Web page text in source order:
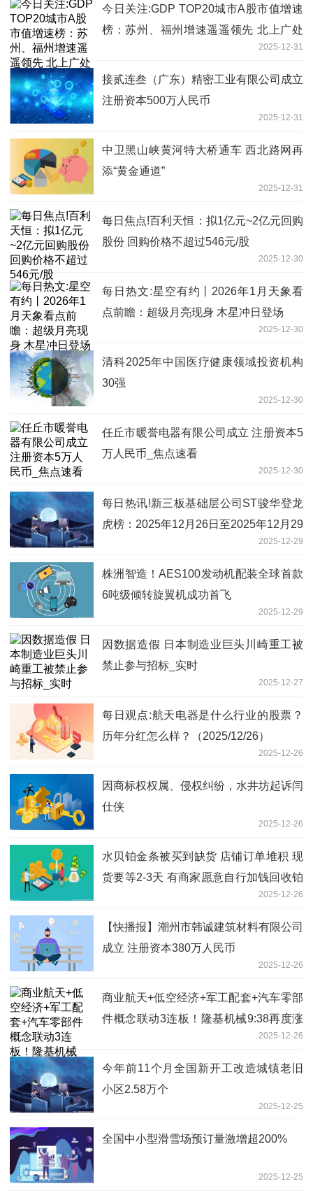
今日关注:GDP TOP20城市A股市值增速
榜：苏州、福州增速遥遥领先 北上广处
2025-12-31
接贰连叁（广东）精密工业有限公司成立
注册资本500万人民币
2025-12-31
中卫黑山峡黄河特大桥通车 西北路网再
添“黄金通道”
2025-12-31
每日焦点!百利天恒：拟1亿元~2亿元回购
股份 回购价格不超过546元/股
2025-12-30
每日热文:星空有约丨2026年1月天象看
点前瞻：超级月亮现身 木星冲日登场
2025-12-30
清科2025年中国医疗健康领域投资机构
30强
2025-12-30
任丘市暖誉电器有限公司成立 注册资本5
万人民币_焦点速看
2025-12-30
每日热讯!新三板基础层公司ST骏华登龙
虎榜：2025年12月26日至2025年12月29
2025-12-29
株洲智造！AES100发动机配装全球首款
6吨级倾转旋翼机成功首飞
2025-12-29
因数据造假 日本制造业巨头川崎重工被
禁止参与招标_实时
2025-12-27
每日观点:航天电器是什么行业的股票？
历年分红怎么样？（2025/12/26）
2025-12-26
因商标权权属、侵权纠纷，水井坊起诉闫
仕侠
2025-12-26
水贝铂金条被买到缺货 店铺订单堆积 现
货要等2-3天 有商家愿意自行加钱回收铂
2025-12-26
【快播报】潮州市韩诚建筑材料有限公司
成立 注册资本380万人民币
2025-12-26
商业航天+低空经济+军工配套+汽车零部
件概念联动3连板！隆基机械9:38再度涨
2025-12-26
今年前11个月全国新开工改造城镇老旧
小区2.58万个
2025-12-25
全国中小型滑雪场预订量激增超200%
2025-12-25